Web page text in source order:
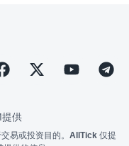
提供
易或投资目的。 AllTick 仅提